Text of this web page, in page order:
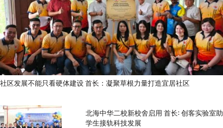
社区发展不能只看硬体建设 首长：凝聚草根力量打造宜居社区
北海中华二校新校舍启用 首长: 创客实验室助
学生接轨科技发展